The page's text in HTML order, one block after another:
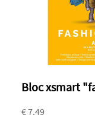
Bloc xsmart
€ 7.49